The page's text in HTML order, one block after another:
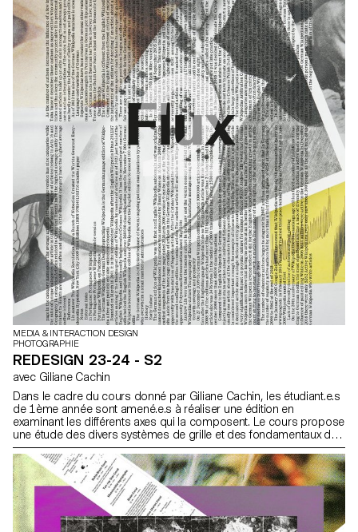
MEDIA & INTERACTION DESIGN
PHOTOGRAPHIE
REDESIGN 23-24 - S2
avec Giliane Cachin
Dans le cadre du cours donné par Giliane Cachin, les étudiant.e.s
de 1ème année sont amené.e.s à réaliser une édition en
examinant les différents axes qui la composent. Le cours propose
une étude des divers systèmes de grille et des fondamentaux de
la micro-typographie. Lors du semestre, les élèves rechercheront
la meilleure manière de structurer et d’agencer le contenu qu’ils
auront choisi (ou qui leur aura été attribué, en fonction des
données du semestre). Quelques règles indispensables à
connaître en terme d’impression et de reliure seront passées en
revue à la fin du semestre, de façon à donner vie à l’objet
conceptualisé.